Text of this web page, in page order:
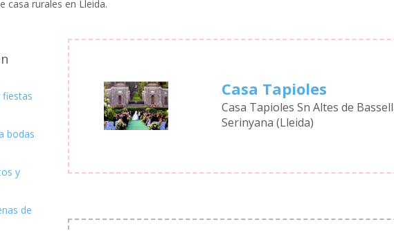
casa rurales en Lleida.
fiestas
bodas
y
de
Casa Tapioles
Casa Tapioles Sn Altes de
Serinyana (Lleida)